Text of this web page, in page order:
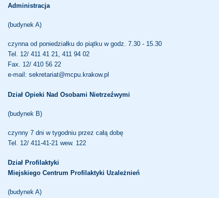
Administracja
(budynek A)
czynna od poniedziałku do piątku w godz. 7.30 - 15.30
Tel. 12/ 411 41 21, 411 94 02
Fax. 12/ 410 56 22
e-mail: sekretariat@mcpu.krakow.pl
Dział Opieki Nad Osobami Nietrzeźwymi
(budynek B)
czynny 7 dni w tygodniu przez całą dobę
Tel. 12/ 411-41-21 wew. 122
Dział Profilaktyki
Miejskiego Centrum Profilaktyki Uzależnień
(budynek A)